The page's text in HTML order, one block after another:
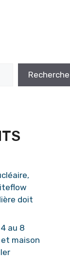
doit
au 8
maison